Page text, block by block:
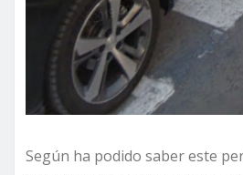
Según ha podido saber este